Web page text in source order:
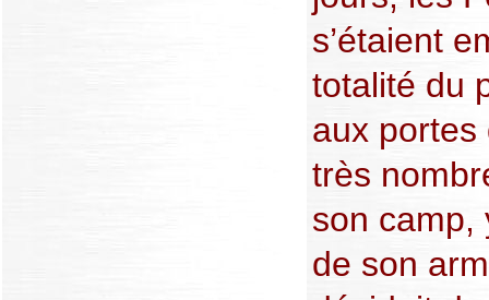
s’étaient
totalité du
aux portes
très
son camp,
de son